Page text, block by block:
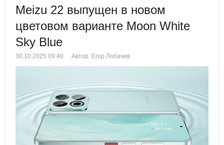
Meizu 22 выпущен в новом
цветовом варианте Moon White
Sky Blue
30.10.2025 09:40 Автор: Егор Лобачев